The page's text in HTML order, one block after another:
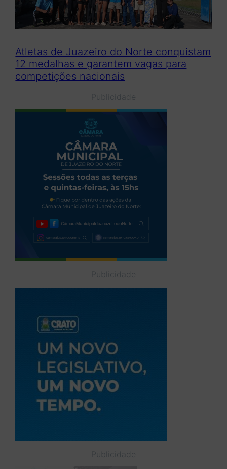
Atletas de Juazeiro do Norte conquistam
12 medalhas e garantem vagas para
competições nacionais
Publicidade
Publicidade
Publicidade